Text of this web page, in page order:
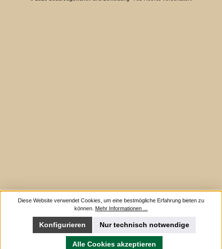
Diese Website verwendet Cookies, um eine bestmögliche Erfahrung bieten zu
können. Mehr Informationen ...
Nur technisch notwendige
Konfigurieren
Alle Cookies akzeptieren